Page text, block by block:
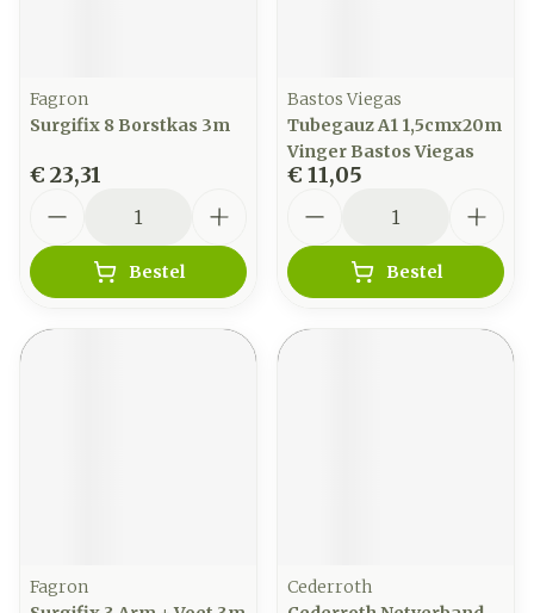
Fagron
Surgifix 8 Borstkas 3m
€ 23,31
Bestel
Bastos Viegas
Tubegauz A1 1,5cmx20m
Vinger Bastos Viegas
€ 11,05
Bestel
Fagron
Cederroth